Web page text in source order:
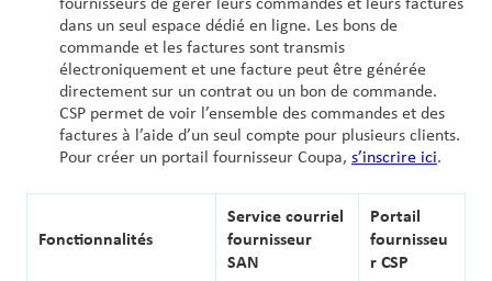
fournisseurs de gérer leurs commandes et leurs factures
dans un seul espace dédié en ligne. Les bons de
commande et les factures sont transmis
électroniquement et une facture peut être générée
directement sur un contrat ou un bon de commande.
CSP permet de voir l’ensemble des commandes et des
factures à l’aide d’un seul compte pour plusieurs clients.
Pour créer un portail fournisseur Coupa, s’inscrire ici.
Fonctionnalités
Service courriel
fournisseur
SAN
Portail
fournisseu
r CSP